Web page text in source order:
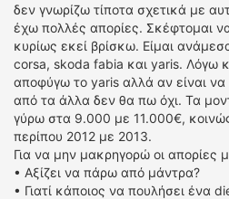
δεν γνωρίζω τίποτα σχετικά με
έχω πολλές απορίες. Σκέφτομαι
κυρίως εκεί βρίσκω. Είμαι
corsa, skoda fabia και yaris. Λόγω
αποφύγω το yaris αλλά αν είναι να
από τα άλλα δεν θα πω όχι. Τα
γύρω στα 9.000 με 11.000€, κοινώς
περίπου 2012 με 2013.
Για να μην μακρηγορώ οι απορίες
• Αξίζει να πάρω από μάντρα?
• Γιατί κάποιος να πουλήσει ένα